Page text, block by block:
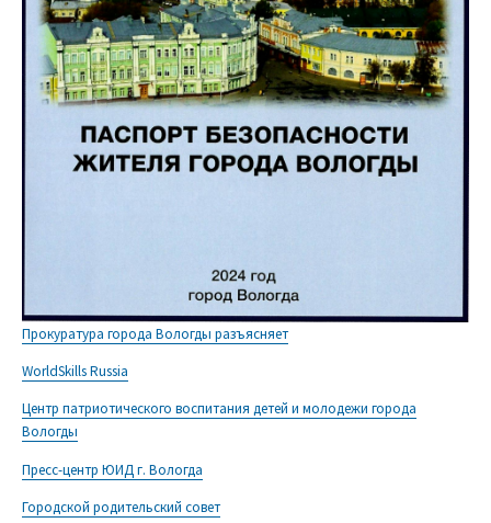
Прокуратура города Вологды разъясняет
WorldSkills Russia
Центр патриотического воспитания детей и молодежи города
Вологды
Пресс-центр ЮИД г. Вологда
Городской родительский совет